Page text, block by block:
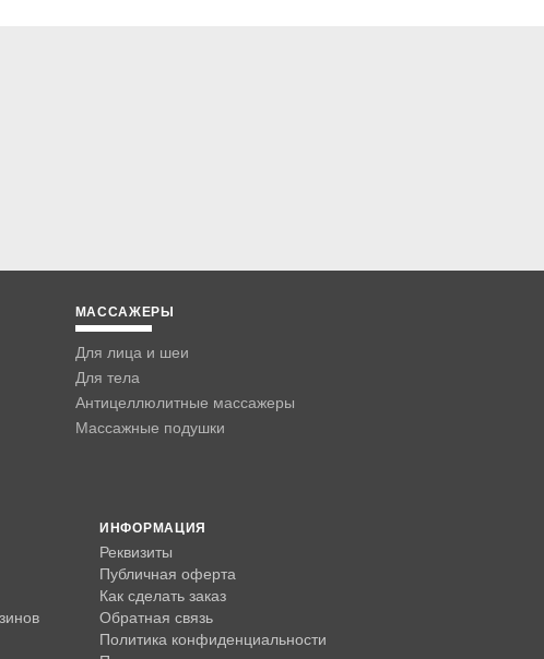
МАССАЖЕРЫ
Для лица и шеи
Для тела
Антицеллюлитные массажеры
Массажные подушки
ИНФОРМАЦИЯ
Реквизиты
Публичная оферта
Как сделать заказ
Обратная связь
Политика конфиденциальности